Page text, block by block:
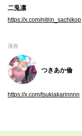
二兎凛
https://x.com/nitrin_sachikop
漫画
つきあか倫
https://x.com/tsukiakarinnnn